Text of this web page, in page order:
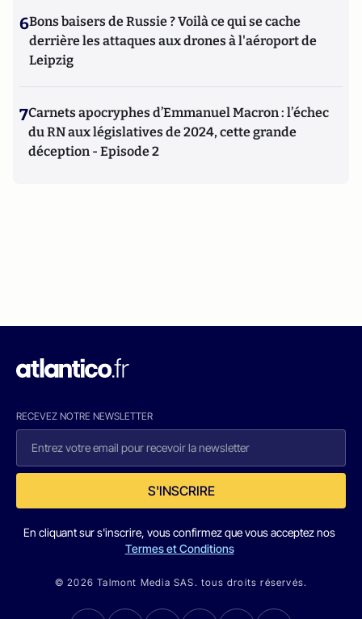
6Bons baisers de Russie ? Voilà ce qui se cache
derrière les attaques aux drones à l'aéroport de
Leipzig
7Carnets apocryphes d’Emmanuel Macron : l’échec
du RN aux législatives de 2024, cette grande
déception - Episode 2
RECEVEZ NOTRE NEWSLETTER
S'INSCRIRE
En cliquant sur s'inscrire, vous confirmez que vous acceptez nos
Termes et Conditions
© 2026 Talmont Media SAS. tous droits réservés.